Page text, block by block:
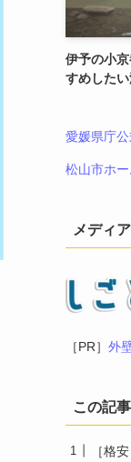
伊予の小
すめした
愛媛県庁
松山市ホ
メディ
［PR］ 外
この記
［格